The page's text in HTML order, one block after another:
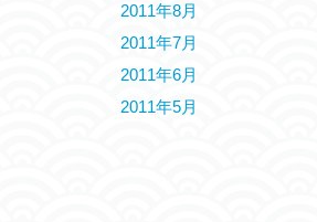
2011年8月
2011年7月
2011年6月
2011年5月